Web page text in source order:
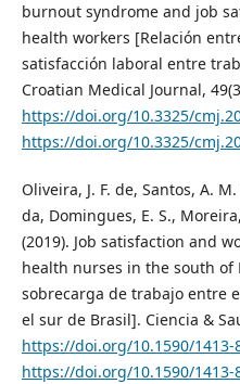
burnout syndrome and job
health workers [Relación
satisfacción laboral entre
Croatian Medical Journal,
https://doi.org/10.3325/
https://doi.org/10.3325/
Oliveira, J. F. de, Santos, A.
da, Domingues, E. S., Moreira,
(2019). Job satisfaction and
health nurses in the south of
sobrecarga de trabajo entre
el sur de Brasil]. Ciencia &
https://doi.org/10.1590/1413-
https://doi.org/10.1590/1413-